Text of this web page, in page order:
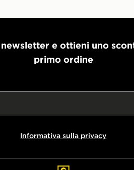
e ottieni uno
primo ordine
Informativa sulla privacy